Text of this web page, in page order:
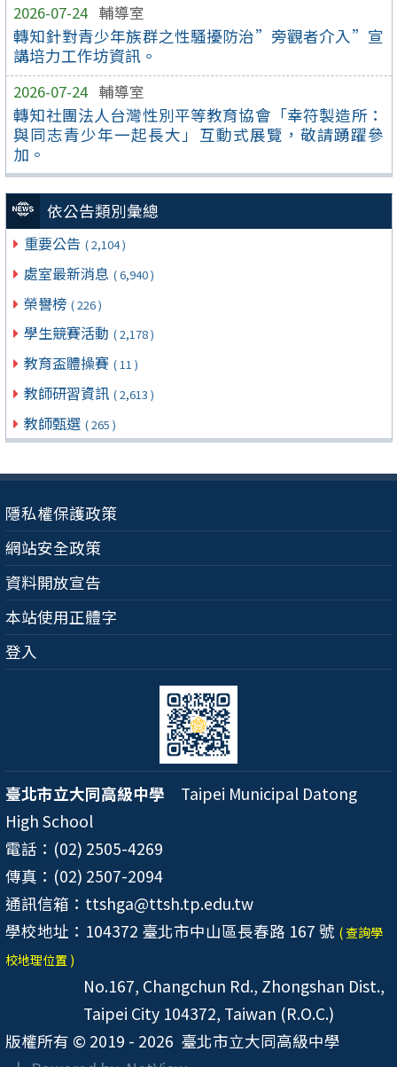
2026-07-24 輔導室
轉知針對青少年族群之性騷擾防治”旁觀者介入”宣
講培力工作坊資訊。
2026-07-24 輔導室
轉知社團法人台灣性別平等教育協會「幸符製造所：
與同志青少年一起長大」互動式展覽，敬請踴躍參
加。
依公告類別彙總
重要公告 ( 2,104 )
處室最新消息 ( 6,940 )
榮譽榜 ( 226 )
學生競賽活動 ( 2,178 )
教育盃體操賽 ( 11 )
教師研習資訊 ( 2,613 )
教師甄選 ( 265 )
隱私權保護政策
網站安全政策
資料開放宣告
本站使用正體字
登入
臺北市立大同高級中學 Taipei Municipal Datong
High School
電話：(02) 2505-4269
傳真：(02) 2507-2094
通訊信箱：ttshga@ttsh.tp.edu.tw
學校地址：104372 臺北市中山區長春路 167 號 ( 查詢學
校地理位置 )
No.167, Changchun Rd., Zhongshan Dist.,
Taipei City 104372, Taiwan (R.O.C.)
版權所有 © 2019 - 2026 臺北市立大同高級中學